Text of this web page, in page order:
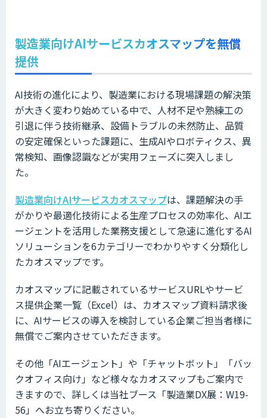
製造業向けAIサービスカオスマップを無償
提供
AI技術の進化により、製造業における現場課題の解決策
が大きく変わり始めている中で、人材不足や熟練工の
引退に伴う技術継承、設備トラブルの未然防止、品質
の安定確保といった課題に、生成AIやロボティクス、異
常検知、画像認識などが実用フェーズに突入しまし
た。
製造業向けAIサービスカオスマップは、課題解決の手
がかりや最適化技術による生産プロセスの効率化、AIエ
ージェントを活用した業務支援として急速に進化するAI
ソリューションを6カテゴリーでわかりやすく分類化し
たカオスマップです。
カオスマップに記載されているサービスURLやサービ
ス提供企業一覧（Excel）は、カオスマップ資料請求後
に、AIサービスの導入を検討している企業ご担当者様に
無償でご案内させていただきます。
その他「AIエージェント」や「チャットボット」「バッ
クオフィス向け」など様々なカオスマップもご案内で
きますので、詳しくは当社ブース「製造業DX展：W19-
56」へお立ち寄りください。